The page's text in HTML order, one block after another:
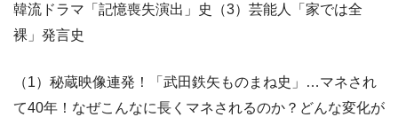
韓流ドラマ「記憶喪失演出」史（3）芸能人「家では全
裸」発言史
（1）秘蔵映像連発！「武田鉄矢ものまね史」…マネされ
て40年！なぜこんなに長くマネされるのか？どんな変化が